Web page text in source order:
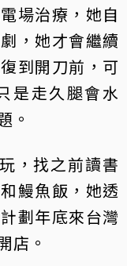
場治療，她自
，她才會繼續
到開刀前，可
是走久腿會水
。
，找之前讀書
鰻魚飯，她透
劃年底來台灣
店。